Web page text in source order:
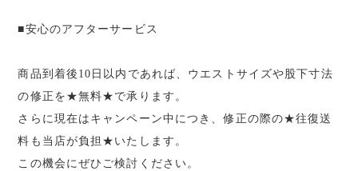
■安心のアフターサービス
商品到着後10日以内であれば、ウエストサイズや股下寸法
の修正を★無料★で承ります。
さらに現在はキャンペーン中につき、修正の際の★往復送
料も当店が負担★いたします。
この機会にぜひご検討ください。